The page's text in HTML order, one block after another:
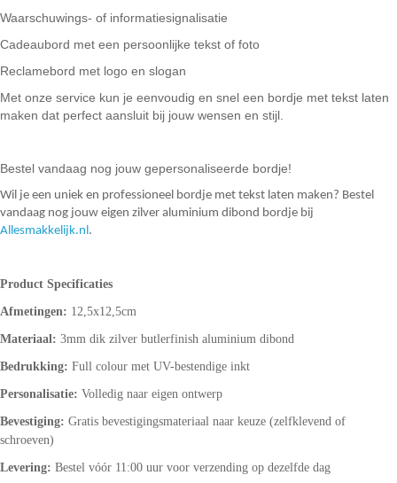
Waarschuwings- of informatiesignalisatie
Cadeaubord met een persoonlijke tekst of foto
Reclamebord met logo en slogan
Met onze service kun je eenvoudig en snel een bordje met tekst laten
maken dat perfect aansluit bij jouw wensen en stijl.
Bestel vandaag nog jouw gepersonaliseerde bordje!
Wil je een uniek en professioneel bordje met tekst laten maken? Bestel
vandaag nog jouw eigen zilver aluminium dibond bordje bij
Allesmakkelijk.nl.
Product Specificaties
Afmetingen: 12,5x12,5cm
Materiaal: 3mm dik zilver butlerfinish aluminium dibond
Bedrukking: Full colour met UV-bestendige inkt
Personalisatie: Volledig naar eigen ontwerp
Bevestiging: Gratis bevestigingsmateriaal naar keuze (zelfklevend of
schroeven)
Levering: Bestel vóór 11:00 uur voor verzending op dezelfde dag